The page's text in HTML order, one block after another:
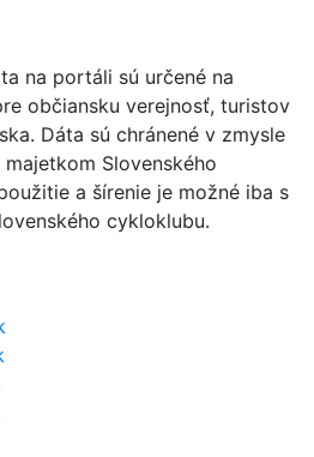
na portáli sú určené na
občiansku verejnosť, turistov
Dáta sú chránené v zmysle
Slovenského
a šírenie je možné iba s
cykloklubu.